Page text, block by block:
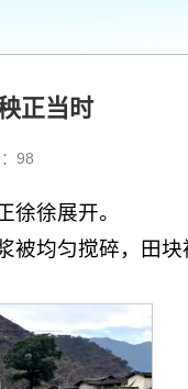
正当时
98
徐展开。
被均匀搅碎，田